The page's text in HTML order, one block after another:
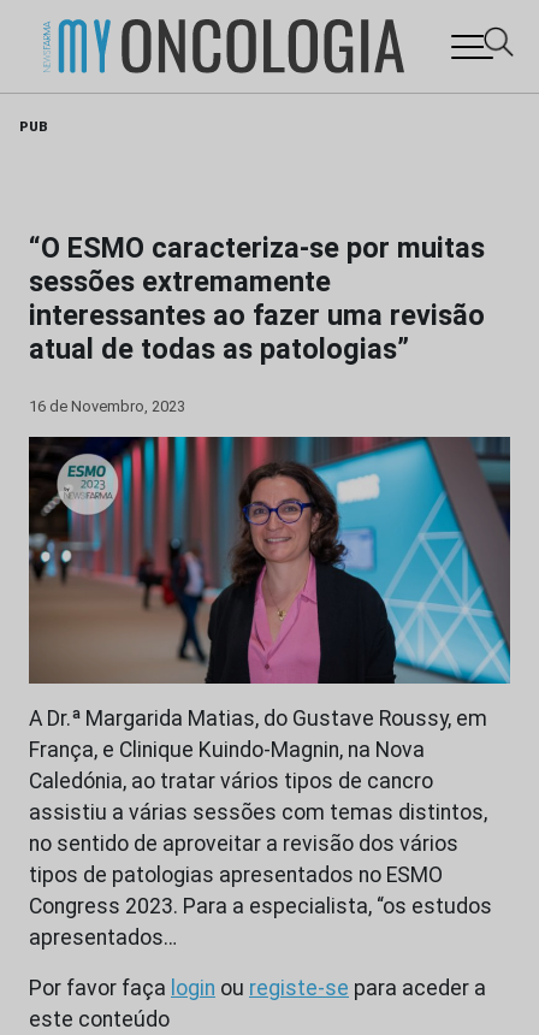
PUB
“O ESMO caracteriza-se por muitas
sessões extremamente
interessantes ao fazer uma revisão
atual de todas as patologias”
16 de Novembro, 2023
A Dr.ª Margarida Matias, do Gustave Roussy, em
França, e Clinique Kuindo-Magnin, na Nova
Caledónia, ao tratar vários tipos de cancro
assistiu a várias sessões com temas distintos,
no sentido de aproveitar a revisão dos vários
tipos de patologias apresentados no ESMO
Congress 2023. Para a especialista, “os estudos
apresentados…
Por favor faça login ou registe-se para aceder a
este conteúdo